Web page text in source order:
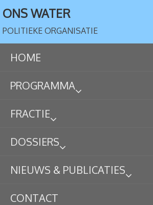
ONS WATER
POLITIEKE ORGANISATIE
HOME
PROGRAMMA
FRACTIE
DOSSIERS
NIEUWS & PUBLICATIES
CONTACT